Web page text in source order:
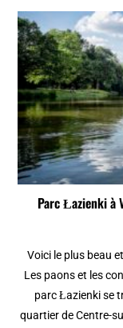
Parc Łazienki à
Voici le plus beau
Les paons et les
parc Łazienki se
quartier de Centre-